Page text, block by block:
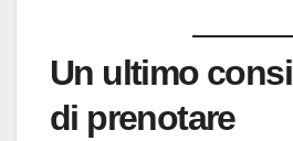
Un ultimo
di prenotare